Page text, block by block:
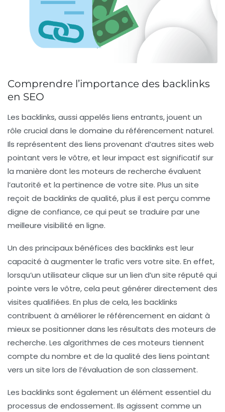
Comprendre l’importance des backlinks
en SEO
Les backlinks, aussi appelés liens entrants, jouent un
rôle crucial dans le domaine du référencement naturel.
Ils représentent des liens provenant d’autres sites web
pointant vers le vôtre, et leur impact est significatif sur
la manière dont les moteurs de recherche évaluent
l’autorité et la pertinence de votre site. Plus un site
reçoit de backlinks de qualité, plus il est perçu comme
digne de confiance, ce qui peut se traduire par une
meilleure visibilité en ligne.
Un des principaux bénéfices des backlinks est leur
capacité à augmenter le traficvers votre site. En effet,
lorsqu’un utilisateur clique sur un lien d’un site réputé qui
pointe vers le vôtre, cela peut générer directement des
visites qualifiées. En plus de cela, les backlinks
contribuent à améliorer le référencement en aidant à
mieux se positionner dans les résultats des moteurs de
recherche. Les algorithmes de ces moteurs tiennent
compte du nombre et de la qualité des liens pointant
vers un site lors de l’évaluation de son classement.
Les backlinks sont également un élément essentiel du
processus de endossement. Ils agissent comme un